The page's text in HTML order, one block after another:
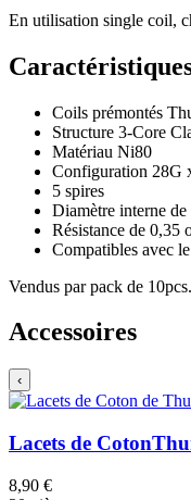
En utilisation single coil,
Coils prémontés
Structure 3-Core
Matériau Ni80
Configuration 28G
5 spires
Diamètre interne de
Résistance de 0,35
Compatibles avec
Vendus par pack de 10pcs.
Accessoires
‹
Lacets de Coton
8,90 €